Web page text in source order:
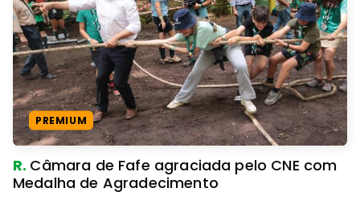
PREMIUM
R. Câmara de Fafe agraciada pelo CNE com
Medalha de Agradecimento